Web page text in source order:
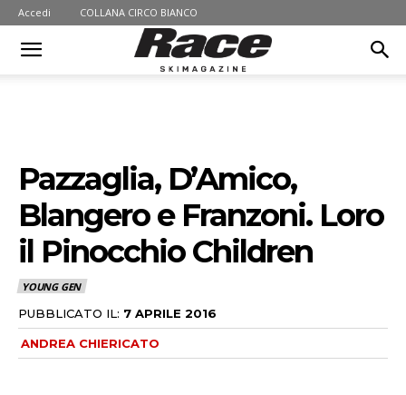
Accedi COLLANA CIRCO BIANCO
Pazzaglia, D’Amico,
Blangero e Franzoni. Loro
il Pinocchio Children
YOUNG GEN
PUBBLICATO IL: 7 APRILE 2016
ANDREA CHIERICATO